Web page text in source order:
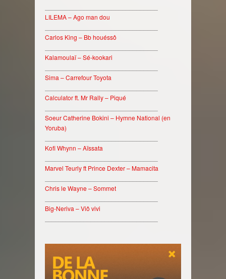
LILEMA – Ago man dou
Carlos King – Bb houéssô
Kalamoulaï – Sé-kookari
Sima – Carrefour Toyota
Calculator ft. Mr Rally – Piqué
Soeur Catherine Bokini – Hymne National (en
Yoruba)
Kofi Whynn – Aïssata
Marvel Teurly ft Prince Dexter – Mamacita
Chris le Wayne – Sommet
Big-Neriva – Viô vivi